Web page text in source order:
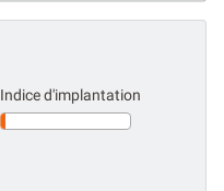
Indice d'implantation